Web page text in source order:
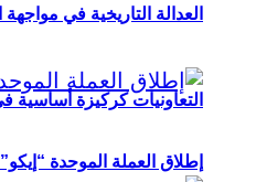
التعاونيات كركيزة أساسية
العدالة التاريخية في
إطلاق العملة الموحدة “إيكو” في 2027.. “إيكواس” تمضي قدمًا